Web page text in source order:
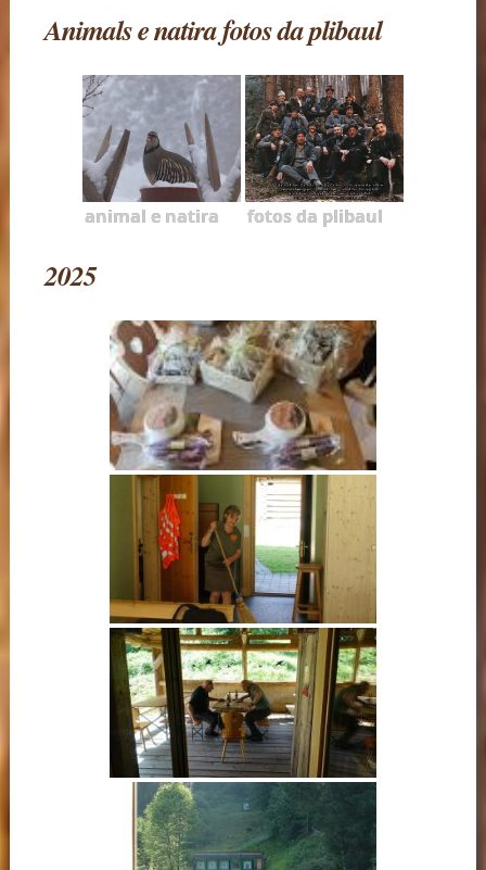
Animals e natira fotos da plibaul
animal e natira fotos da plibaul
2025